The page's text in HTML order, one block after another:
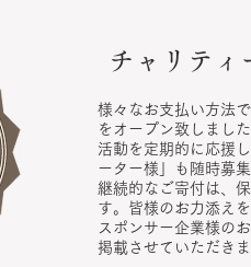
チャリティ
様々なお支払い方法
をオープン致しました
活動を定期的に応援
ーター様」も随時募
継続的なご寄付は、
す。皆様のお力添え
スポンサー企業様の
掲載させていただき